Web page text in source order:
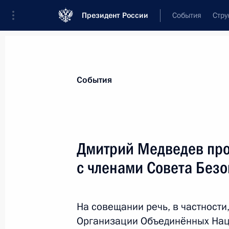
Президент России События
Совета Безопасности
7 октября 2011 года, 15:00
События
Дмитрий Медведев
с членами Совета
На совещании речь, в
Организации Объединённых